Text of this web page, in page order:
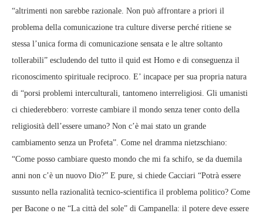
“altrimenti non sarebbe razionale. Non può affrontare a priori il
problema della comunicazione tra culture diverse perché ritiene se
stessa l’unica forma di comunicazione sensata e le altre soltanto
tollerabili” escludendo del tutto il quid est Homo e di conseguenza il
riconoscimento spirituale reciproco. E’ incapace per sua propria natura
di “porsi problemi interculturali, tantomeno interreligiosi. Gli umanisti
ci chiederebbero: vorreste cambiare il mondo senza tener conto della
religiosità dell’essere umano? Non c’è mai stato un grande
cambiamento senza un Profeta”. Come nel dramma nietzschiano:
“Come posso cambiare questo mondo che mi fa schifo, se da duemila
anni non c’è un nuovo Dio?” E pure, si chiede Cacciari “Potrà essere
sussunto nella razionalità tecnico-scientifica il problema politico? Come
per Bacone o ne “La città del sole” di Campanella: il potere deve essere